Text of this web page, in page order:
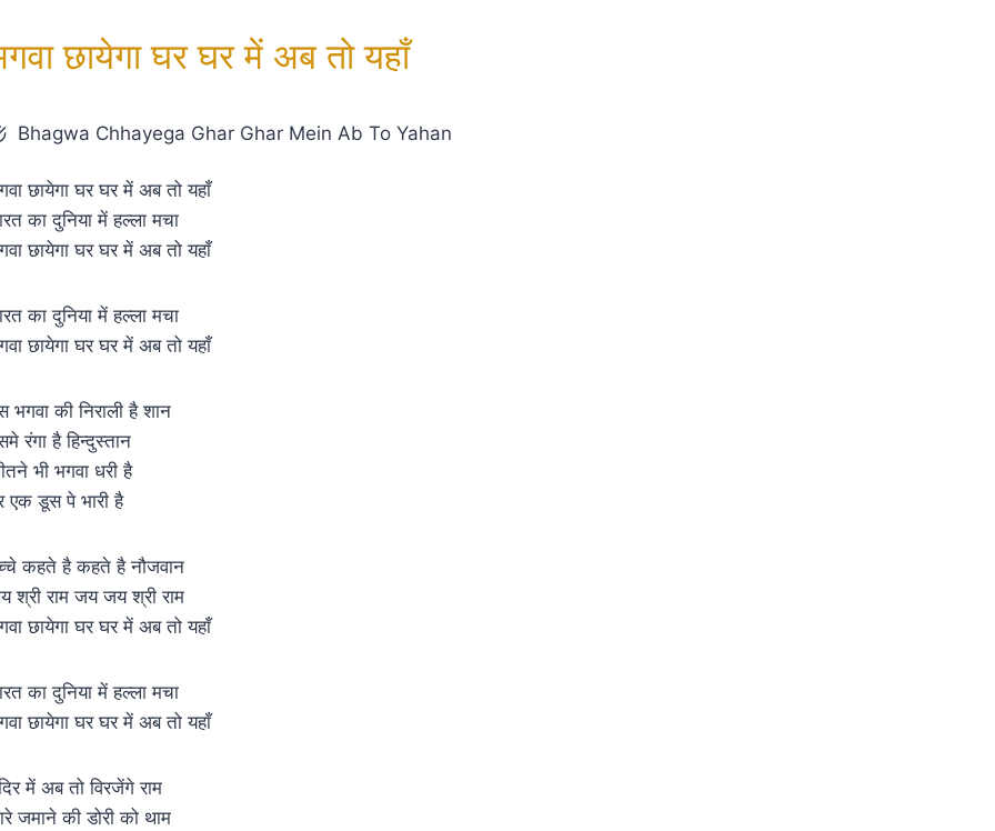
छायेगा घर घर में अब तो यहाँ
Bhagwa Chhayega Ghar Ghar Mein Ab To Yahan
छायेगा घर घर में अब तो यहाँ
का दुनिया में हल्ला मचा
छायेगा घर घर में अब तो यहाँ
का दुनिया में हल्ला मचा
छायेगा घर घर में अब तो यहाँ
भगवा की निराली है शान
रंगा है हिन्दुस्तान
भी भगवा धरी है
एक डूस पे भारी है
कहते है कहते है नौजवान
श्री राम जय जय श्री राम
छायेगा घर घर में अब तो यहाँ
का दुनिया में हल्ला मचा
छायेगा घर घर में अब तो यहाँ
में अब तो विरजेंगे राम
जमाने की डोरी को थाम